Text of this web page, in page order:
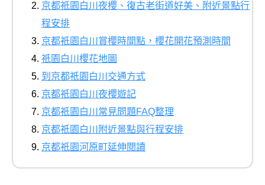
京都祇園白川夜櫻、復古老街道好美、附近景點行
程安排
京都祇園白川賞櫻時間點，櫻花開花預測時間
祇園白川櫻花地圖
到京都祇園白川交通方式
京都祇園白川夜櫻遊記
京都祇園白川常見問題FAQ整理
京都祇園白川附近景點與行程安排
京都祇園河原町延伸閱讀